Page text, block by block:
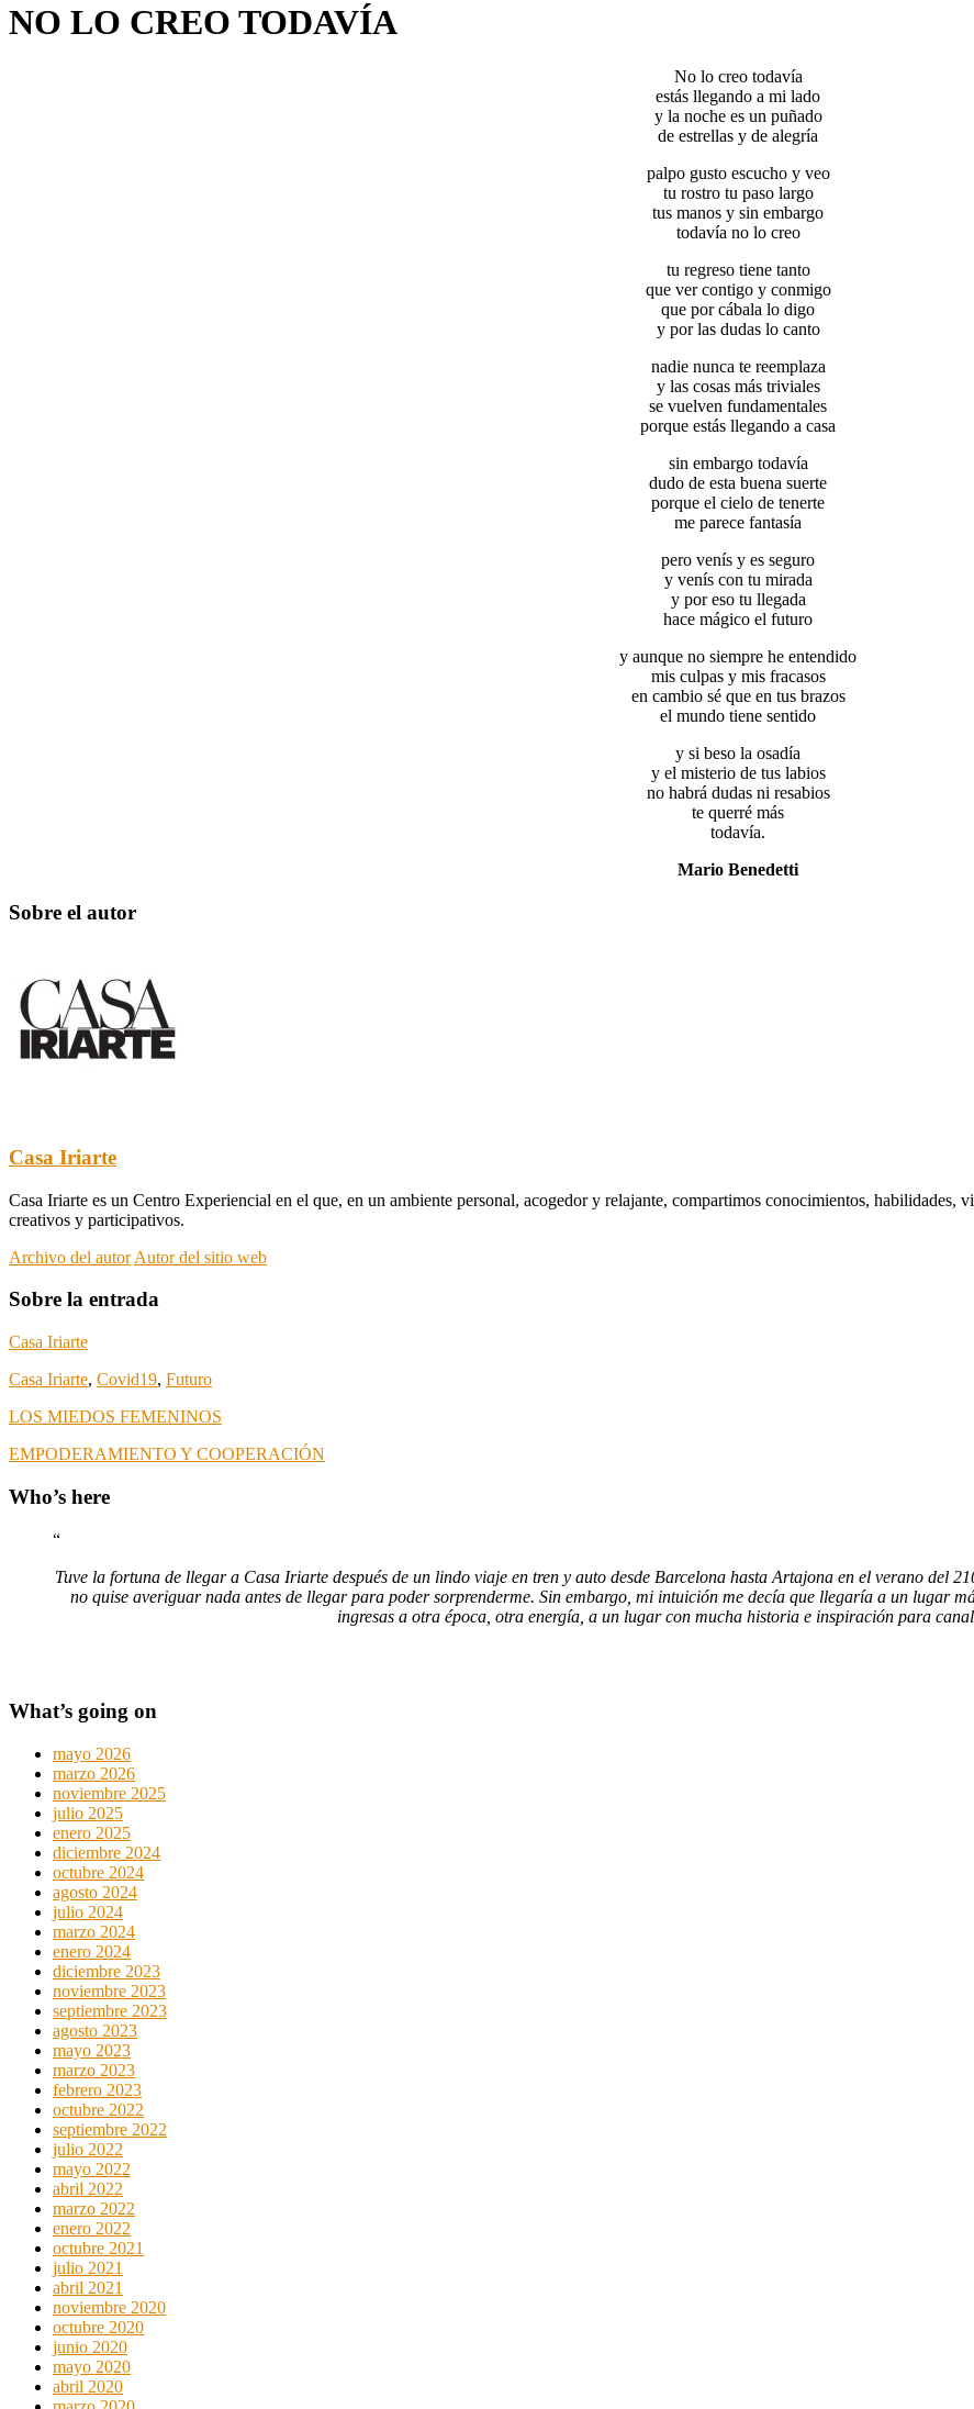
NO LO CREO TODAVÍA
No lo creo todavía
estás llegando a mi lado
y la noche es un puñado
de estrellas y de alegría
palpo gusto escucho y veo
tu rostro tu paso largo
tus manos y sin embargo
todavía no lo creo
tu regreso tiene tanto
que ver contigo y conmigo
que por cábala lo digo
y por las dudas lo canto
nadie nunca te reemplaza
y las cosas más triviales
se vuelven fundamentales
porque estás llegando a casa
sin embargo todavía
dudo de esta buena suerte
porque el cielo de tenerte
me parece fantasía
pero venís y es seguro
y venís con tu mirada
y por eso tu llegada
hace mágico el futuro
y aunque no siempre he entendido
mis culpas y mis fracasos
en cambio sé que en tus brazos
el mundo tiene sentido
y si beso la osadía
y el misterio de tus labios
no habrá dudas ni resabios
te querré más
todavía.
Mario Benedetti
Sobre el autor
Casa Iriarte
Casa Iriarte es un Centro Experiencial en el que, en un ambiente personal, acogedor y relajante, compartimos conocimientos, habilidades,
creativos y participativos.
Archivo del autor Autor del sitio web
Sobre la entrada
Casa Iriarte
Casa Iriarte, Covid19, Futuro
LOS MIEDOS FEMENINOS
EMPODERAMIENTO Y COOPERACIÓN
Who’s here
Tuve la fortuna de llegar a Casa Iriarte después de un lindo viaje en tren y auto desde Barcelona hasta Artajona en el verano del
no quise averiguar nada antes de llegar para poder sorprenderme. Sin embargo, mi intuición me decía que llegaría a un lugar
ingresas a otra época, otra energía, a un lugar con mucha historia e inspiración para
What’s going on
mayo 2026
marzo 2026
noviembre 2025
julio 2025
enero 2025
diciembre 2024
octubre 2024
agosto 2024
julio 2024
marzo 2024
enero 2024
diciembre 2023
noviembre 2023
septiembre 2023
agosto 2023
mayo 2023
marzo 2023
febrero 2023
octubre 2022
septiembre 2022
julio 2022
mayo 2022
abril 2022
marzo 2022
enero 2022
octubre 2021
julio 2021
abril 2021
noviembre 2020
octubre 2020
junio 2020
mayo 2020
abril 2020